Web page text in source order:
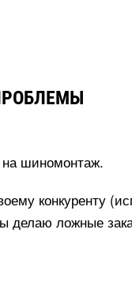
на шиномонтаж.
конкуренту
делаю ложные